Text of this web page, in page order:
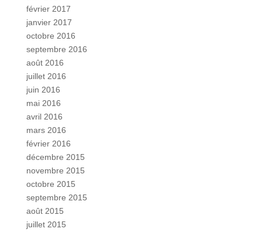
février 2017
janvier 2017
octobre 2016
septembre 2016
août 2016
juillet 2016
juin 2016
mai 2016
avril 2016
mars 2016
février 2016
décembre 2015
novembre 2015
octobre 2015
septembre 2015
août 2015
juillet 2015